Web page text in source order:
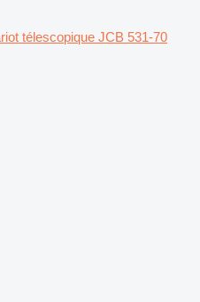
télescopique JCB 531-70